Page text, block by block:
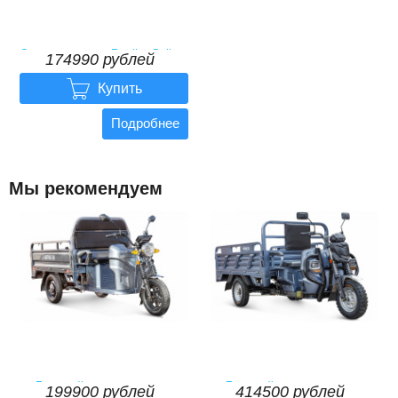
Электротрицикл Rutrike Gelbert
Lich 48V/60V 600Вт
174990 рублей
174990 рублей
 Купить
Подробнее
Мы рекомендуем
Грузовой электротрицикл
199900 рублей
Грузовой электротрицикл
414500 рублей